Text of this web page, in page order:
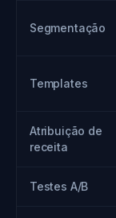
Segmentação
Templates
Atribuição de
receita
Testes A/B